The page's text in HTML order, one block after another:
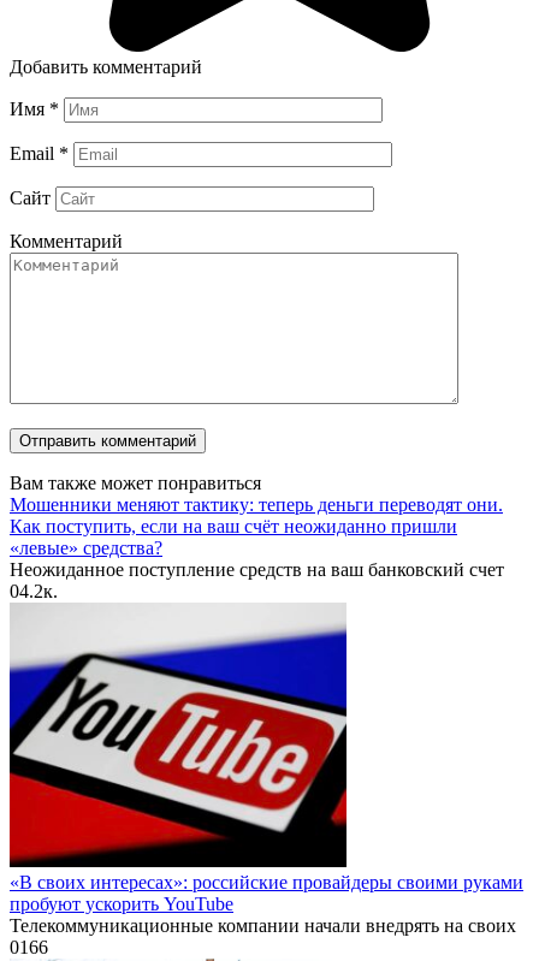
Добавить комментарий
Имя *
Email *
Сайт
Комментарий
Вам также может понравиться
Мошенники меняют тактику: теперь деньги переводят они.
Как поступить, если на ваш счёт неожиданно пришли
«левые» средства?
Неожиданное поступление средств на ваш банковский счет
04.2к.
«В своих интересах»: российские провайдеры своими руками
пробуют ускорить YouTube
Телекоммуникационные компании начали внедрять на своих
0166